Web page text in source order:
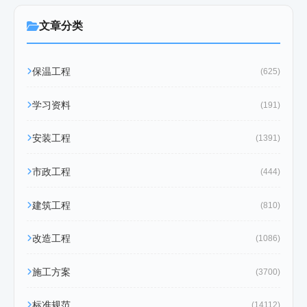
文章分类
保温工程 (625)
学习资料 (191)
安装工程 (1391)
市政工程 (444)
建筑工程 (810)
改造工程 (1086)
施工方案 (3700)